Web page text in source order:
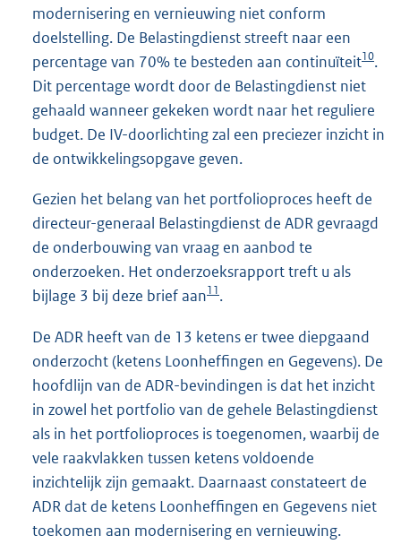
modernisering en vernieuwing niet conform
doelstelling. De Belastingdienst streeft naar een
percentage van 70% te besteden aan continuïteit10.
Dit percentage wordt door de Belastingdienst niet
gehaald wanneer gekeken wordt naar het reguliere
budget. De IV-doorlichting zal een preciezer inzicht in
de ontwikkelingsopgave geven.
Gezien het belang van het portfolioproces heeft de
directeur-generaal Belastingdienst de ADR gevraagd
de onderbouwing van vraag en aanbod te
onderzoeken. Het onderzoeksrapport treft u als
bijlage 3 bij deze brief aan11.
De ADR heeft van de 13 ketens er twee diepgaand
onderzocht (ketens Loonheffingen en Gegevens). De
hoofdlijn van de ADR-bevindingen is dat het inzicht
in zowel het portfolio van de gehele Belastingdienst
als in het portfolioproces is toegenomen, waarbij de
vele raakvlakken tussen ketens voldoende
inzichtelijk zijn gemaakt. Daarnaast constateert de
ADR dat de ketens Loonheffingen en Gegevens niet
toekomen aan modernisering en vernieuwing.